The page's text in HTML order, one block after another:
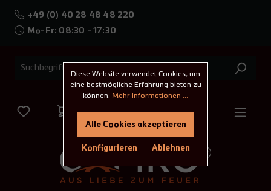
+49 (0) 40 28 48 48 220
Mo-Fr: 08:30 - 17:30
Diese Website verwendet Cookies, um
eine bestmögliche Erfahrung bieten zu
können. Mehr Informationen ...
Ablehnen
Konfigurieren
Alle Cookies akzeptieren